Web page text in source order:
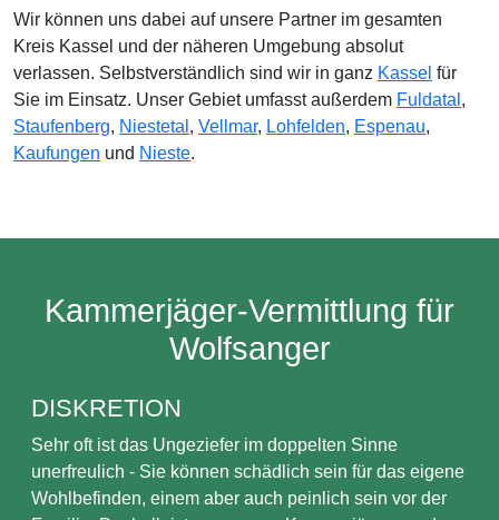
Wir können uns dabei auf unsere Partner im gesamten
Kreis Kassel und der näheren Umgebung absolut
verlassen. Selbstverständlich sind wir in ganz Kassel für
Sie im Einsatz. Unser Gebiet umfasst außerdem Fuldatal ,
Staufenberg, Niestetal , Vellmar, Lohfelden, Espenau,
Kaufungen und Nieste.
Kammerjäger-Vermittlung für
Wolfsanger
DISKRETION
Sehr oft ist das Ungeziefer im doppelten Sinne
unerfreulich - Sie können schädlich sein für das eigene
Wohlbefinden, einem aber auch peinlich sein vor der